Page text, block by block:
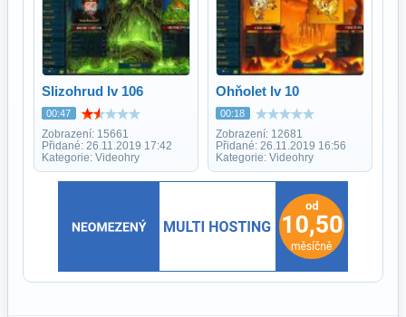
Slizohrud lv 106
00:47
Zobrazení: 15661
Přidané: 26.11.2019 17:42
Kategorie: Videohry
Ohňolet lv 10
00:18
Zobrazení: 12681
Přidané: 26.11.2019 16:56
Kategorie: Videohry